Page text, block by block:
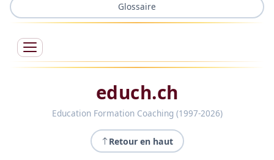
Glossaire
educh.ch
Education Formation Coaching (1997-2026)
Retour en haut